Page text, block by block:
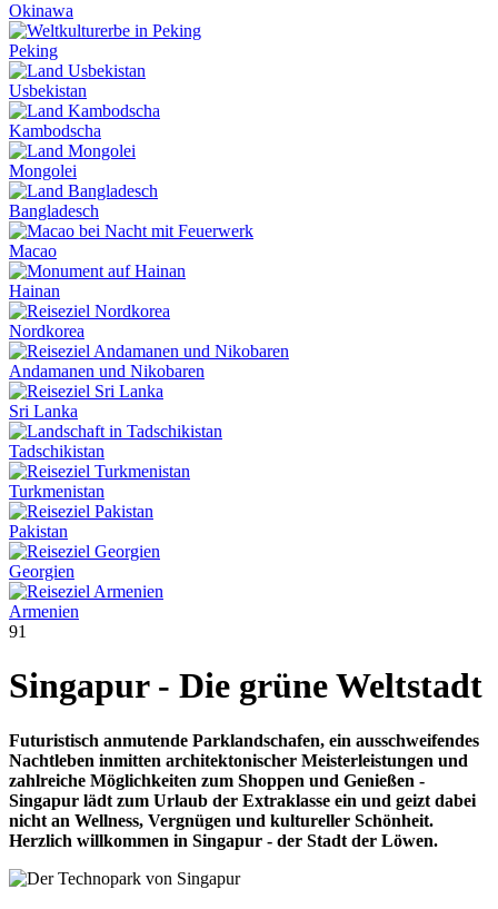
Okinawa
Peking
Usbekistan
Kambodscha
Mongolei
Bangladesch
Macao
Hainan
Nordkorea
Andamanen und Nikobaren
Sri Lanka
Tadschikistan
Turkmenistan
Pakistan
Georgien
Armenien
91
Singapur - Die grüne Weltstadt
Futuristisch anmutende Parklandschafen, ein ausschweifendes
Nachtleben inmitten architektonischer Meisterleistungen und
zahlreiche Möglichkeiten zum Shoppen und Genießen -
Singapur lädt zum Urlaub der Extraklasse ein und geizt dabei
nicht an Wellness, Vergnügen und kultureller Schönheit.
Herzlich willkommen in Singapur - der Stadt der Löwen.